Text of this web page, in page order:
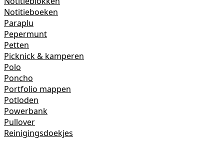
Notitieboeken
Paraplu
Pepermunt
Petten
Picknick & kamperen
Polo
Poncho
Portfolio mappen
Potloden
Powerbank
Pullover
Reinigingsdoekjes